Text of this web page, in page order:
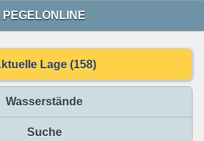
PEGELONLINE
Lage (158)
Wasserstände
Suche